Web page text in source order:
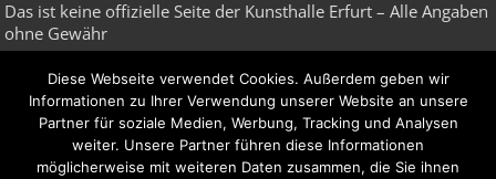
Das ist keine offizielle Seite der Kunsthalle Erfurt – Alle Angaben
ohne Gewähr
Broker, Depot, Robo Advisor & ETF
CFD Broker
Diese Webseite verwendet Cookies. Außerdem geben wir
Informationen zu Ihrer Verwendung unserer Website an unsere
Partner für soziale Medien, Werbung, Tracking und Analysen
weiter. Unsere Partner führen diese Informationen
möglicherweise mit weiteren Daten zusammen, die Sie ihnen